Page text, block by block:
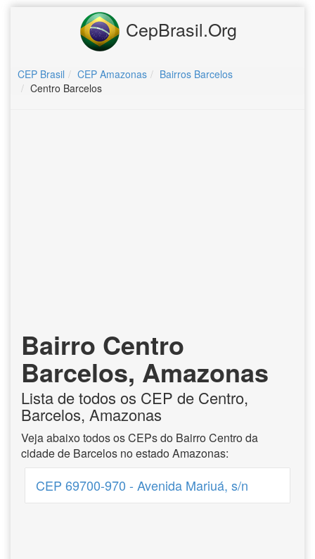
CepBrasil.Org
CEP Brasil CEP Amazonas
Bairros Barcelos
Centro Barcelos
Bairro Centro
Barcelos, Amazonas
Lista de todos os CEP de Centro,
Barcelos, Amazonas
Veja abaixo todos os CEPs do Bairro Centro da
cidade de Barcelos no estado Amazonas:
CEP 69700-970 - Avenida Mariuá, s/n